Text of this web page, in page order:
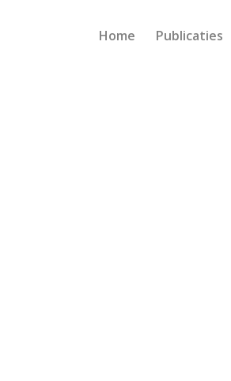
Home Publicaties